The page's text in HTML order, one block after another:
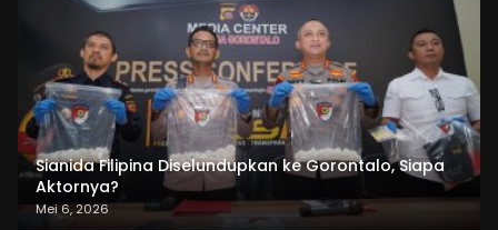
Sianida Filipina Diselundupkan ke Gorontalo, Siapa
Aktornya?
Mei 6, 2026